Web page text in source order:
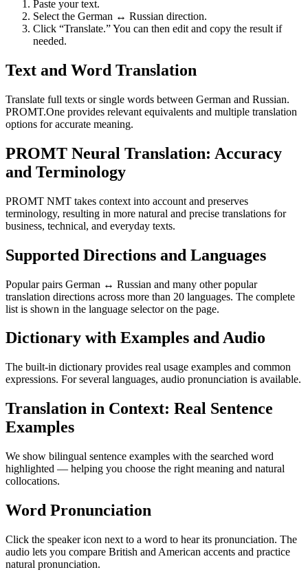
Paste your text.
Select the German ↔ Russian direction.
Click “Translate.” You can then edit and copy the result if
needed.
Text and Word Translation
Translate full texts or single words between German and Russian.
PROMT.One provides relevant equivalents and multiple translation
options for accurate meaning.
PROMT Neural Translation: Accuracy
and Terminology
PROMT NMT takes context into account and preserves
terminology, resulting in more natural and precise translations for
business, technical, and everyday texts.
Supported Directions and Languages
Popular pairs German ↔ Russian and many other popular
translation directions across more than 20 languages. The complete
list is shown in the language selector on the page.
Dictionary with Examples and Audio
The built-in dictionary provides real usage examples and common
expressions. For several languages, audio pronunciation is available.
Translation in Context: Real Sentence
Examples
We show bilingual sentence examples with the searched word
highlighted — helping you choose the right meaning and natural
collocations.
Word Pronunciation
Click the speaker icon next to a word to hear its pronunciation. The
audio lets you compare British and American accents and practice
natural pronunciation.